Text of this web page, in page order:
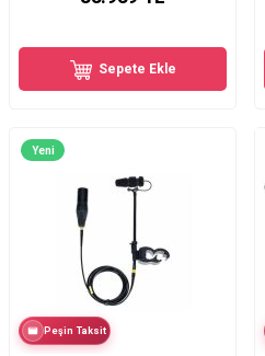
Sepete Ekle
Yeni
Peşin Taksit